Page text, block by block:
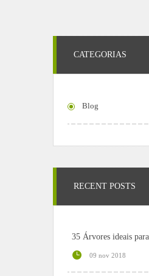
CATEGORIAS
Blog
RECENT POSTS
35 Árvores ideais
09 nov 2018